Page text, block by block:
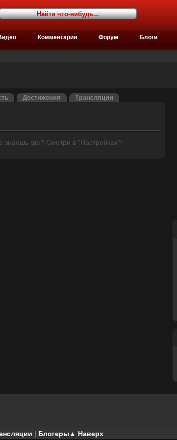
Комментарии Форум Блоги
Достижения Трансляции
где? Смотри в "Настройках"!
▲ Наверх
| Блогеры